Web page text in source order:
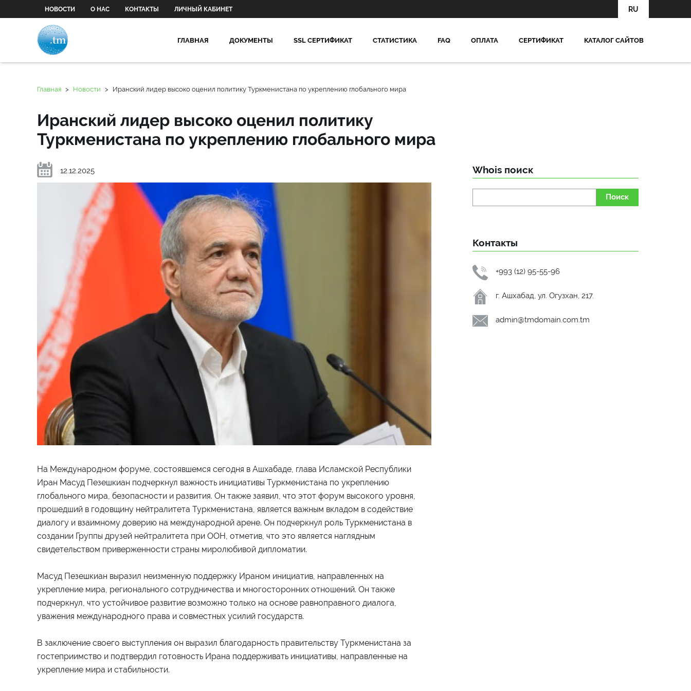
НОВОСТИ О НАС КОНТАКТЫ ЛИЧНЫЙ КАБИНЕТ RU
ГЛАВНАЯ ДОКУМЕНТЫ SSL СЕРТИФИКАТ СТАТИСТИКА FAQ OПЛАТА СЕРТИФИКАТ КАТАЛОГ САЙТОВ
Главная > Новости > Иранский лидер высоко оценил политику Туркменистана по укреплению глобального мира
Иранский лидер высоко оценил политику
Туркменистана по укреплению глобального мира
12.12.2025
На Международном форуме, состоявшемся сегодня в Ашхабаде, глава Исламской Республики
Иран Масуд Пезешкиан подчеркнул важность инициативы Туркменистана по укреплению
глобального мира, безопасности и развития. Он также заявил, что этот форум высокого уровня,
прошедший в годовщину нейтралитета Туркменистана, является важным вкладом в содействие
диалогу и взаимному доверию на международной арене. Он подчеркнул роль Туркменистана в
создании Группы друзей нейтралитета при ООН, отметив, что это является наглядным
свидетельством приверженности страны миролюбивой дипломатии.
Масуд Пезешкиан выразил неизменную поддержку Ираном инициатив, направленных на
укрепление мира, регионального сотрудничества и многосторонних отношений. Он также
подчеркнул, что устойчивое развитие возможно только на основе равноправного диалога,
уважения международного права и совместных усилий государств.
В заключение своего выступления он выразил благодарность правительству Туркменистана за
гостеприимство и подтвердил готовность Ирана поддерживать инициативы, направленные на
укрепление мира и стабильности.
Whois поиск
Поиск
Контакты
+993 (12) 95-55-96
г. Ашхабад, ул. Огузхан, 217.
admin@tmdomain.com.tm